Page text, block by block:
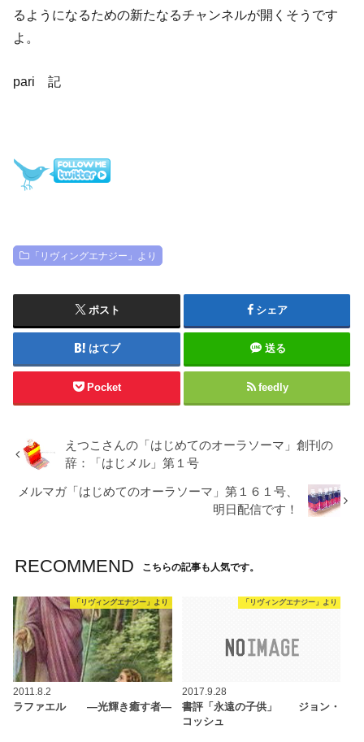
るようになるための新たなるチャンネルが開くそうです
よ。
pari 記
「リヴィングエナジー」より
ポスト シェア
はてブ 送る
Pocket feedly
えつこさんの「はじめてのオーラソーマ」創刊の
辞：「はじメル」第１号
メルマガ「はじめてのオーラソーマ」第１６１号、
明日配信です！
RECOMMEND こちらの記事も人気です。
「リヴィングエナジー」より
2011.8.2
ラファエル ―光輝き癒す者―
「リヴィングエナジー」より
2017.9.28
書評「永遠の子供」 ジョン・
コッシュ